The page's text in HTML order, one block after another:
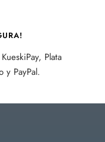
Plata
y PayPal.